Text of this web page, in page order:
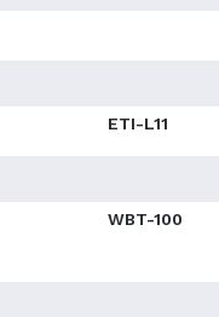
ETI-L11
WBT-100